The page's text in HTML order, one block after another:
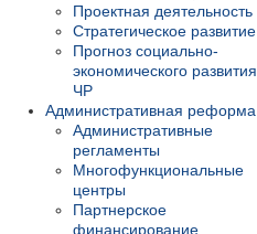
Проектная деятельность
Стратегическое развитие
Прогноз социально-
экономического развития
ЧР
Административная реформа
Административные
регламенты
Многофункциональные
центры
Партнерское
финансирование